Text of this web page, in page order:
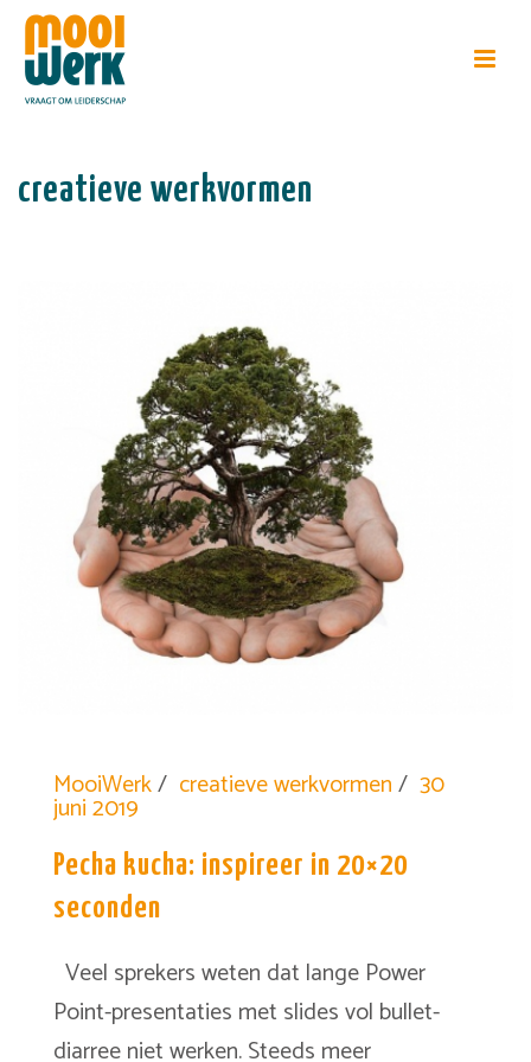
creatieve werkvormen
MooiWerk creatieve werkvormen 30
juni 2019
Pecha kucha: inspireer in 20×20
seconden
Veel sprekers weten dat lange Power
Point-presentaties met slides vol bullet-
diarree niet werken. Steeds meer